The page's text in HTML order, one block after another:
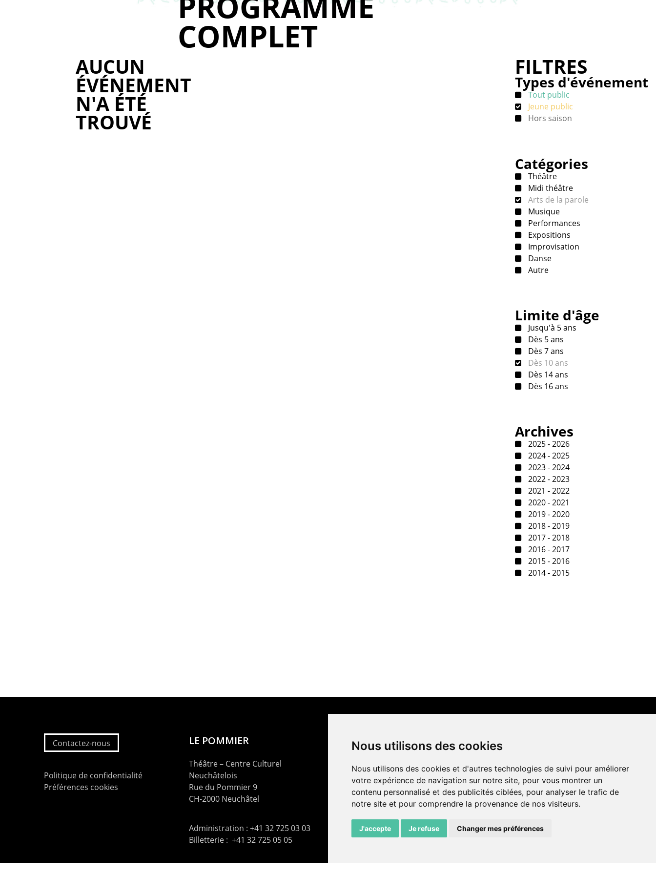
Nous utilisons des cookies
Nous utilisons des cookies et d'autres technologies de suivi pour améliorer
votre expérience de navigation sur notre site, pour vous montrer un
contenu personnalisé et des publicités ciblées, pour analyser le trafic de
notre site et pour comprendre la provenance de nos visiteurs.
J'accepte Je refuse Changer mes préférences
COMPLET
AUCUN
ÉVÉNEMENT
N'A ÉTÉ
TROUVÉ
FILTRES
Types d'événement
Tout public
Jeune public
Hors saison
Catégories
Théâtre
Midi théâtre
Arts de la parole
Musique
Performances
Expositions
Improvisation
Danse
Autre
Limite d'âge
Jusqu'à 5 ans
Dès 5 ans
Dès 7 ans
Dès 10 ans
Dès 14 ans
Dès 16 ans
Archives
2025 - 2026
2024 - 2025
2023 - 2024
2022 - 2023
2021 - 2022
2020 - 2021
2019 - 2020
2018 - 2019
2017 - 2018
2016 - 2017
2015 - 2016
2014 - 2015
Contactez-nous
Politique de confidentialité
Préférences cookies
LE POMMIER
Théâtre – Centre Culturel
Neuchâtelois
Rue du Pommier 9
CH-2000 Neuchâtel
Administration : +41 32 725 03 03
Billetterie : +41 32 725 05 05
LIENS AMIS
Centre de culture ABC
ADN – Association Danse Neuchâtel